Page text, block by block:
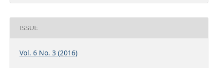
ISSUE
Vol. 6 No. 3 (2016)